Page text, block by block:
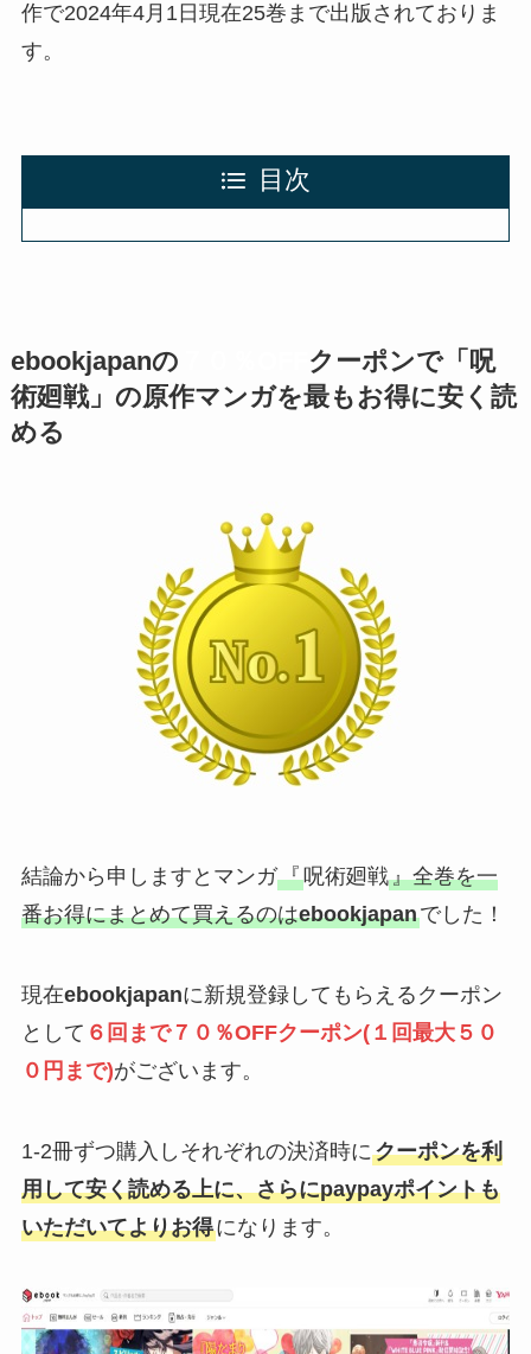
作で2024年4月1日現在25巻まで出版されておりま
す。
目次
ebookjapanの クーポンで「呪
術廻戦」の原作マンガを最もお得に安く読
める
結論から申しますとマンガ『呪術廻戦』全巻を一
番お得にまとめて買えるのはebookjapanでした！
現在ebookjapanに新規登録してもらえるクーポン
として ６回まで７０％OFFクーポン(１回最大５０
０円まで)がございます。
1-2冊ずつ購入しそれぞれの決済時にクーポンを利
用して安く読める上に、さらにpaypayポイントも
いただいてよりお得になります。